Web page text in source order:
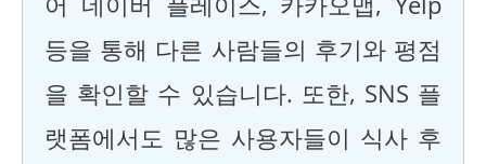
등을 통해 다른 사람들의 후기와 평점
을 확인할 수 있습니다. 또한, SNS 플
랫폼에서도 많은 사용자들이 식사 후